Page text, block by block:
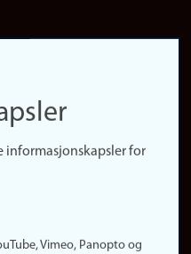
informasjonskapsler for
Vimeo, Panopto og